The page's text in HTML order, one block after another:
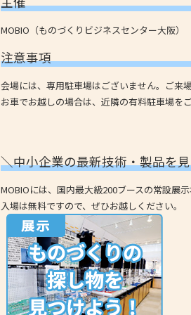
MOBIO（ものづくりビジネスセンター大阪）
注意事項
会場には、専用駐車場はございません。ご来
お車でお越しの場合は、近隣の有料駐車場を
＼中小企業の最新技術・製品を
MOBIOには、国内最大級200ブースの常設展
入場は無料ですので、ぜひお越しください。